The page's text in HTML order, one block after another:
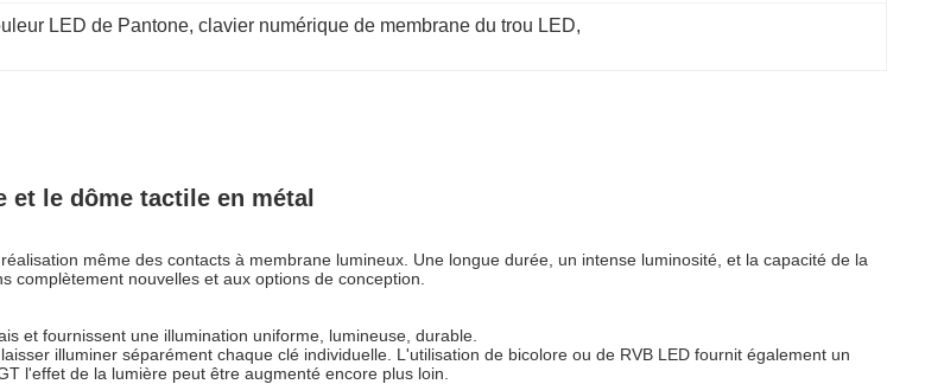
LED de Pantone, clavier numérique de membrane du trou LED,
et le dôme tactile en métal
même des contacts à membrane lumineux. Une longue durée, un intense luminosité, et la capacité de la
nouvelles et aux options de conception.
et fournissent une illumination uniforme, lumineuse, durable.
illuminer séparément chaque clé individuelle. L'utilisation de bicolore ou de RVB LED fournit également un
l'effet de la lumière peut être augmenté encore plus loin.